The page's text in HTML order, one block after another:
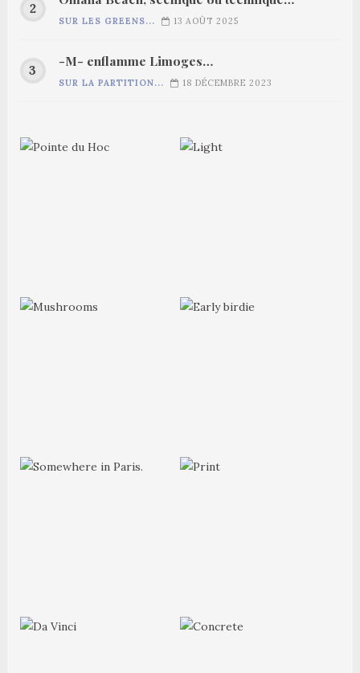
SUR LES GREENS... 13 AOÛT 2025
-M- enflamme Limoges…
SUR LA PARTITION... 18 DÉCEMBRE 2023